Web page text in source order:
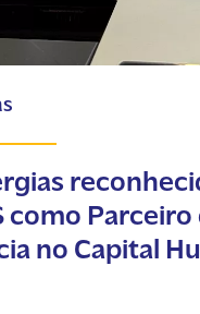
como Parceiro
no Capital